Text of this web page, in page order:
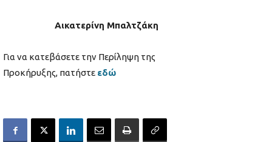
Αικατερίνη Μπαλτζάκη
Για να κατεβάσετε την Περίληψη της
Προκήρυξης, πατήστε εδώ